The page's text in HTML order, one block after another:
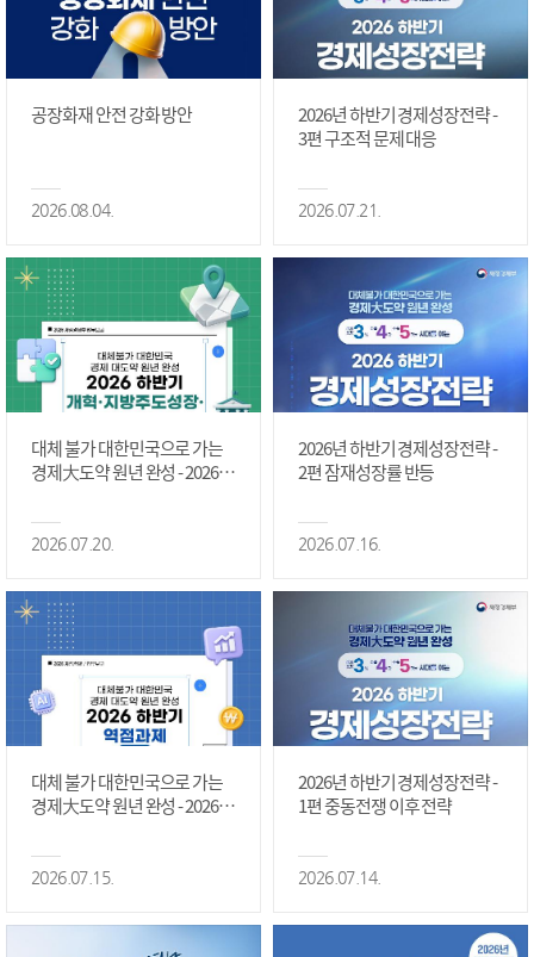
공장화재 안전 강화 방안
2026.08.04.
2026년 하반기 경제성장전략 -
3편 구조적 문제 대응
2026.07.21.
대체 불가 대한민국으로 가는
경제大도약 원년 완성 - 2026 하
정상화 #2편
2026.07.20.
2026년 하반기 경제성장전략 -
2편 잠재성장률 반등
2026.07.16.
대체 불가 대한민국으로 가는
경제大도약 원년 완성 - 2026 하
2026.07.15.
2026년 하반기 경제성장전략 -
1편 중동전쟁 이후 전략
2026.07.14.